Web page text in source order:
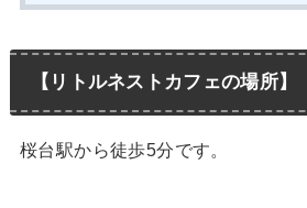
【リトルネストカフェの場所】
桜台駅から徒歩5分です。